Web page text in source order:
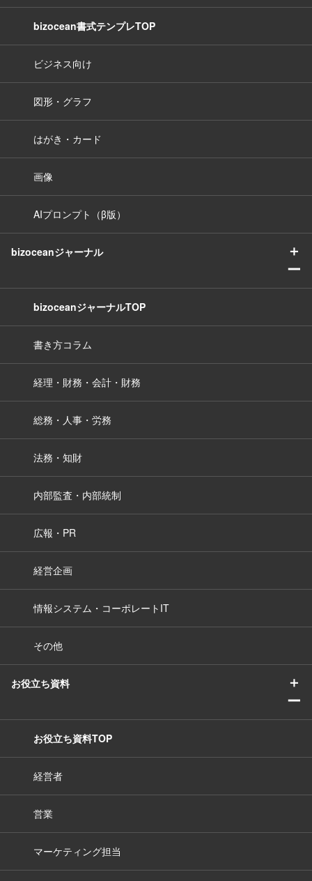
bizocean書式テンプレTOP
ビジネス向け
図形・グラフ
はがき・カード
画像
AIプロンプト（β版）
bizoceanジャーナル
＋
ー
bizoceanジャーナルTOP
書き方コラム
経理・財務・会計・財務
総務・人事・労務
法務・知財
内部監査・内部統制
広報・PR
経営企画
情報システム・コーポレートIT
その他
お役立ち資料
＋
ー
お役立ち資料TOP
経営者
営業
マーケティング担当